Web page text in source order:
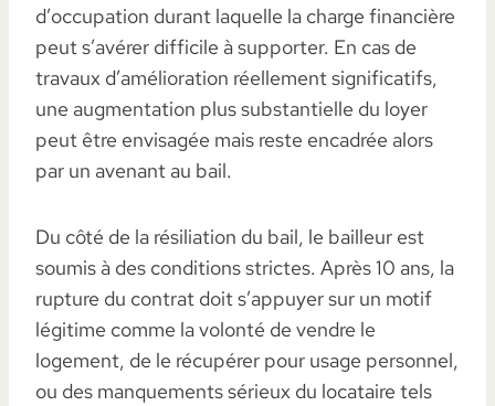
d’occupation durant laquelle la charge financière
peut s’avérer difficile à supporter. En cas de
travaux d’amélioration réellement significatifs,
une augmentation plus substantielle du loyer
peut être envisagée mais reste encadrée alors
par un avenant au bail.
Du côté de la résiliation du bail, le bailleur est
soumis à des conditions strictes. Après 10 ans, la
rupture du contrat doit s’appuyer sur un motif
légitime comme la volonté de vendre le
logement, de le récupérer pour usage personnel,
ou des manquements sérieux du locataire tels